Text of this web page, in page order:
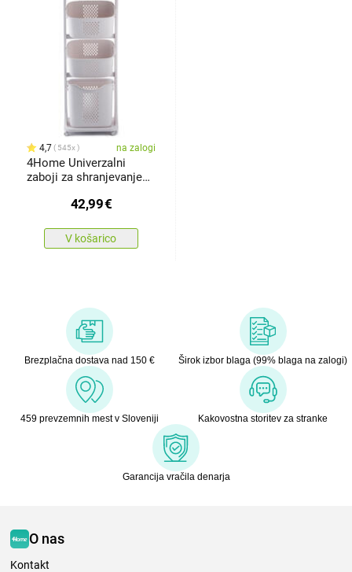
4,7 545x na zalogi
4Home Univerzalni
zaboji za shranjevanje
42,99€
V košarico
Brezplačna dostava nad 150 € Širok izbor blaga (99% blaga na zalogi)
459 prevzemnih mest v Sloveniji Kakovostna storitev za stranke
Garancija vračila denarja
O nas
Kontakt